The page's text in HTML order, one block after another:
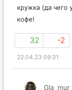
кружка (да чего
кофе!
32 -2
22.04.23 09:31
Gla_mur